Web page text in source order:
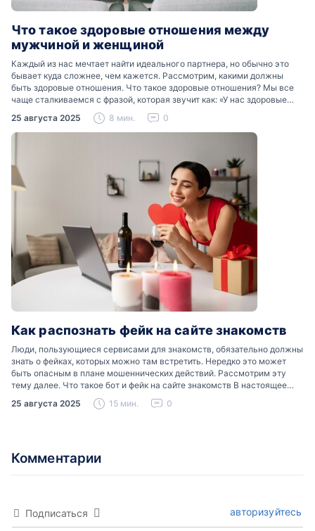
Что такое здоровые отношения между
мужчиной и женщиной
Каждый из нас мечтает найти идеального партнера, но обычно это
бывает куда сложнее, чем кажется. Рассмотрим, какими должны
быть здоровые отношения. Что такое здоровые отношения? Мы все
чаще сталкиваемся с фразой, которая звучит как: «У нас здоровые
отношения». Что именно подразумевается…
25 августа 2025 8 мин. 0
Как распознать фейк на сайте знакомств
Люди, пользующиеся сервисами для знакомств, обязательно должны
знать о фейках, которых можно там встретить. Нередко это может
быть опасным в плане мошеннических действий. Рассмотрим эту
тему далее. Что такое бот и фейк на сайте знакомств В настоящее
время можно встретить свою…
25 августа 2025 15 мин. 0
Комментарии
Подписаться авторизуйтесь